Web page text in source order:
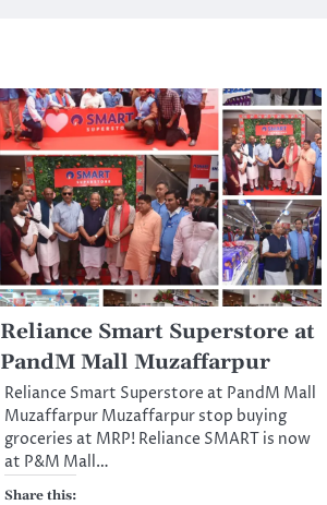
Reliance Smart Superstore at
PandM Mall Muzaffarpur
Reliance Smart Superstore at PandM Mall
Muzaffarpur Muzaffarpur stop buying
groceries at MRP! Reliance SMART is now
at P&M Mall…
Share this: